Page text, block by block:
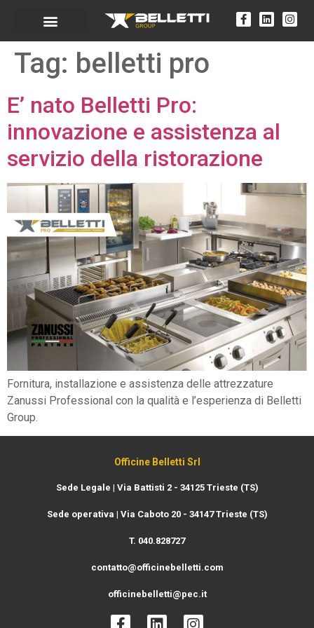
Tag: belletti pro
E’ nato Belletti Pro:
innovazione e assistenza al
servizio della ristorazione
Fornitura, installazione e assistenza delle attrezzature
Zanussi Professional con la qualità e l’esperienza di Belletti
Group.
Officine Belletti Srl
Sede Legale | Via Battisti 2 - 34125 Trieste (TS)
Sede operativa | Via Caboto 20 - 34147 Trieste (TS)
T. 040.828727
contatto@officinebelletti.com
officinebelletti@pec.it